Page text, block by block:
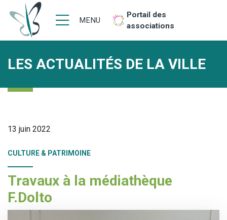
MENU
Portail des
associations
LES ACTUALITÉS DE LA VILLE
13 juin 2022
CULTURE & PATRIMOINE
Travaux à la médiathèque
F.Dolto